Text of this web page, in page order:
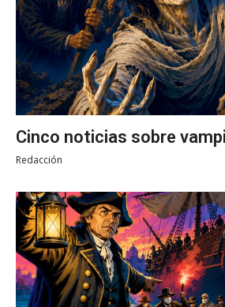
Cinco noticias sobre
Redacción